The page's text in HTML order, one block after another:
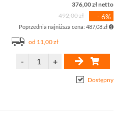
376,00 zł netto
492,00 zł
- 6%
Poprzednia najniższa cena: 487,08 zł
od 11,00 zł
Dostępny